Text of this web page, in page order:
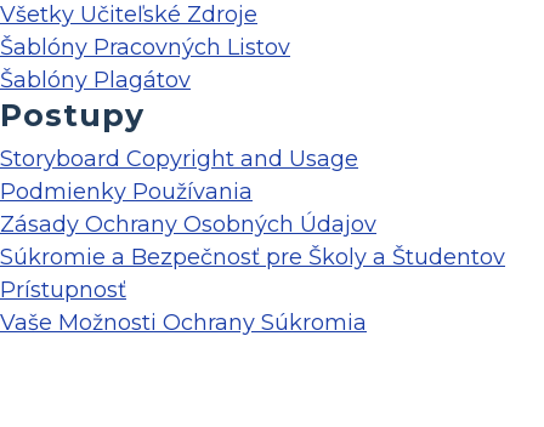
Všetky Učiteľské Zdroje
Šablóny Pracovných Listov
Šablóny Plagátov
Postupy
Storyboard Copyright and Usage
Podmienky Používania
Zásady Ochrany Osobných Údajov
Súkromie a Bezpečnosť pre Školy a Študentov
Prístupnosť
Vaše Možnosti Ochrany Súkromia